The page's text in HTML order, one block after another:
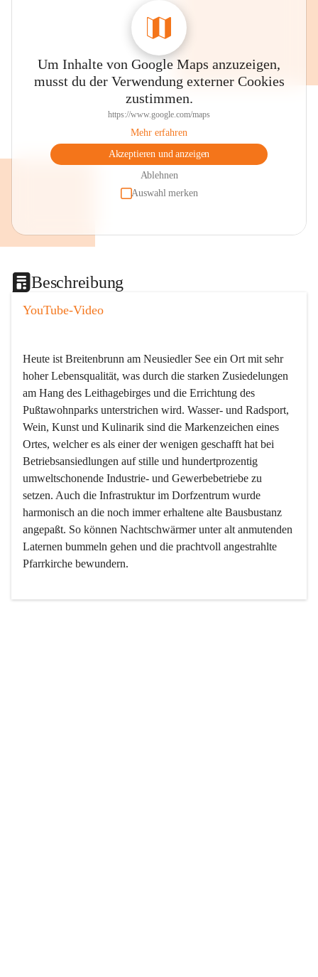
Um Inhalte von Google Maps anzuzeigen,
musst du der Verwendung externer Cookies
zustimmen.
https://www.google.com/maps
Mehr erfahren
Akzeptieren und anzeigen
Ablehnen
Auswahl merken
Beschreibung
YouTube-Video
Heute ist Breitenbrunn am Neusiedler See ein Ort mit sehr
hoher Lebensqualität, was durch die starken Zusiedelungen
am Hang des Leithagebirges und die Errichtung des
Pußtawohnparks unterstrichen wird. Wasser- und Radsport,
Wein, Kunst und Kulinarik sind die Markenzeichen eines
Ortes, welcher es als einer der wenigen geschafft hat bei
Betriebsansiedlungen auf stille und hundertprozentig
umweltschonende Industrie- und Gewerbebetriebe zu
setzen. Auch die Infrastruktur im Dorfzentrum wurde
harmonisch an die noch immer erhaltene alte Bausbustanz
angepaßt. So können Nachtschwärmer unter alt anmutenden
Laternen bummeln gehen und die prachtvoll angestrahlte
Pfarrkirche bewundern.
Der Weinbau dominert heute nicht mehr, ist aber integrativer